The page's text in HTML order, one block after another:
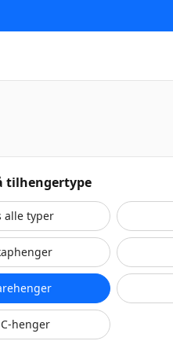
tilhengertype
alle typer
henger